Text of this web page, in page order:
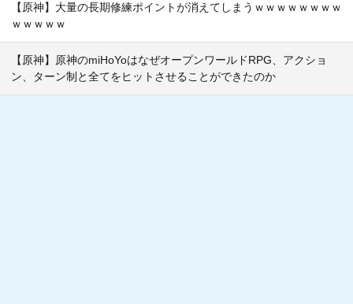
【原神】大量の長期修練ポイントが消えてしまうｗｗｗｗｗｗｗｗ
ｗｗｗｗｗ
【原神】原神のmiHoYoはなぜオープンワールドRPG、アクショ
ン、ターン制と全てをヒットさせることができたのか